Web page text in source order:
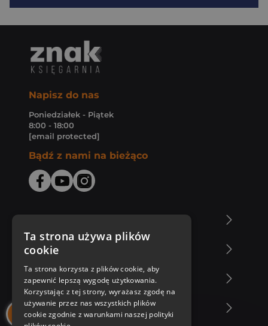
Napisz do nas
Poniedziałek - Piątek
8:00 - 18:00
[email protected]
Bądź z nami na bieżąco
Zakupy u nas
Nasza oferta
Nasi autorzy
Ta strona używa plików
cookie
Ta strona korzysta z plików cookie, aby
zapewnić lepszą wygodę użytkowania.
Korzystając z tej strony, wyrażasz zgodę na
używanie przez nas wszystkich plików
cookie zgodnie z warunkami naszej polityki